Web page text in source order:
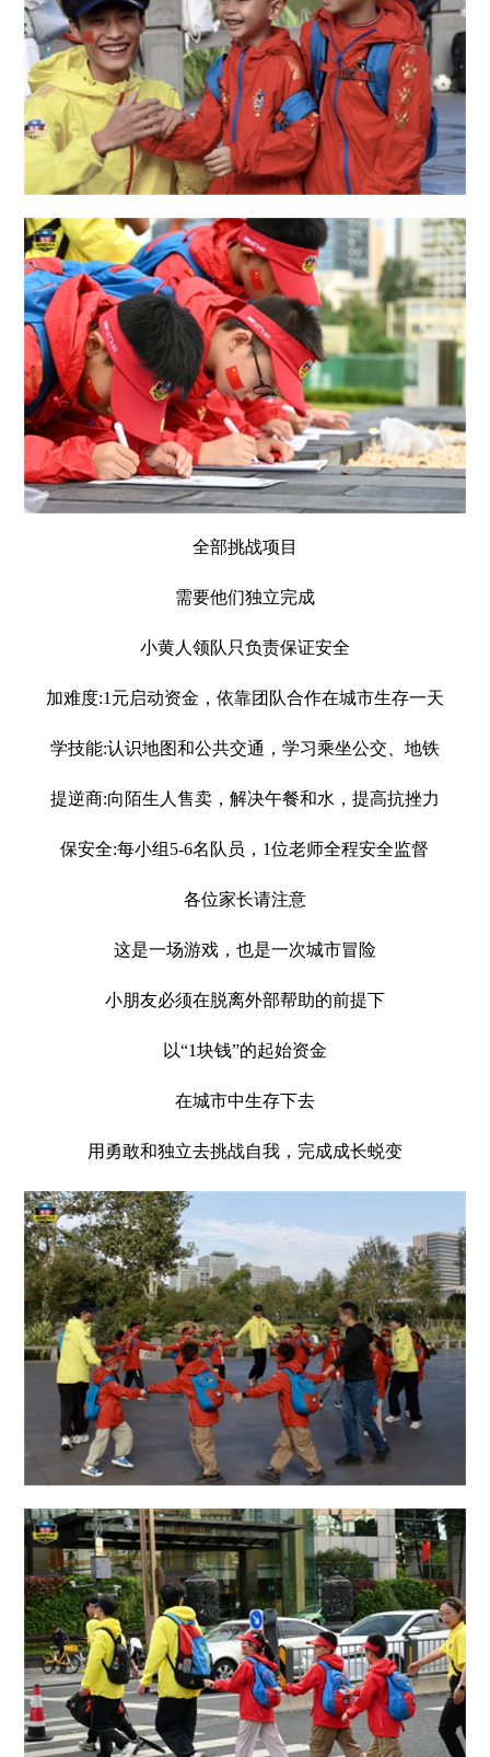
全部挑战项目
需要他们独立完成
小黄人领队只负责保证安全
加难度:1元启动资金，依靠团队合作在城市生存一天
学技能:认识地图和公共交通，学习乘坐公交、地铁
提逆商:向陌生人售卖，解决午餐和水，提高抗挫力
保安全:每小组5-6名队员，1位老师全程安全监督
各位家长请注意
这是一场游戏，也是一次城市冒险
小朋友必须在脱离外部帮助的前提下
以“1块钱”的起始资金
在城市中生存下去
用勇敢和独立去挑战自我，完成成长蜕变